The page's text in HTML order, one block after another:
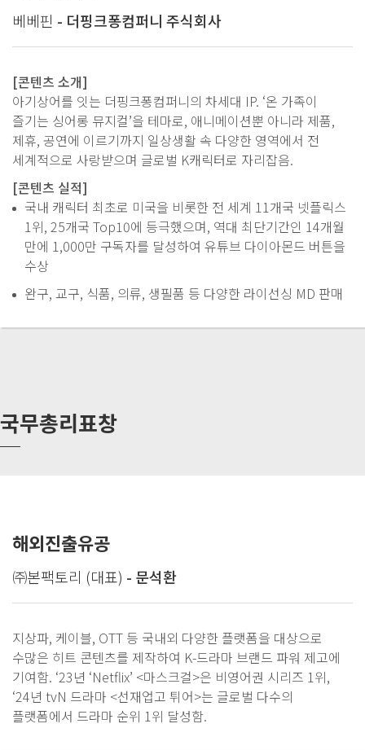
베베핀 - 더핑크퐁컴퍼니 주식회사
[콘텐츠 소개]
아기상어를 잇는 더핑크퐁컴퍼니의 차세대 IP. ‘온 가족이
즐기는 싱어롱 뮤지컬’을 테마로, 애니메이션뿐 아니라 제품,
제휴, 공연에 이르기까지 일상생활 속 다양한 영역에서 전
세계적으로 사랑받으며 글로벌 K캐릭터로 자리잡음.
[콘텐츠 실적]
국내 캐릭터 최초로 미국을 비롯한 전 세계 11개국 넷플릭스
1위, 25개국 Top10에 등극했으며, 역대 최단기간인 14개월
만에 1,000만 구독자를 달성하여 유튜브 다이아몬드 버튼을
수상
완구, 교구, 식품, 의류, 생필품 등 다양한 라이선싱 MD 판매
국무총리표창
해외진출유공
㈜본팩토리 (대표) - 문석환
지상파, 케이블, OTT 등 국내외 다양한 플랫폼을 대상으로
수많은 히트 콘텐츠를 제작하여 K-드라마 브랜드 파워 제고에
기여함. ‘23년 ‘Netflix’ <마스크걸>은 비영어권 시리즈 1위,
‘24년 tvN 드라마 <선재업고 튀어>는 글로벌 다수의
플랫폼에서 드라마 순위 1위 달성함.